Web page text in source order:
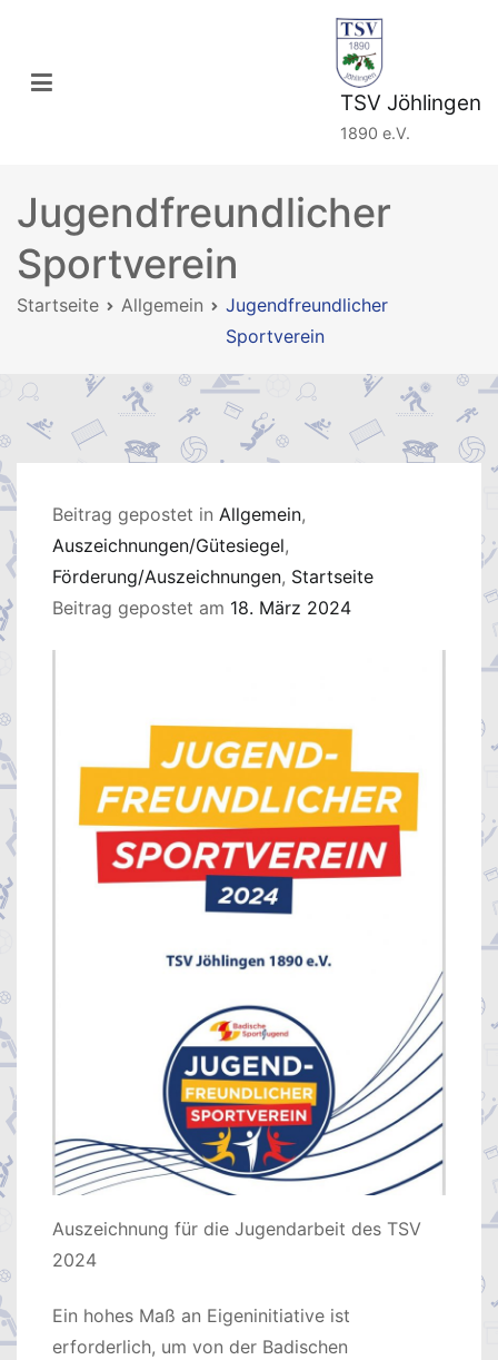
springen
TSV Jöhlingen
1890 e.V.
Jugendfreundlicher
Sportverein
Startseite Allgemein
Jugendfreundlicher
Sportverein
Beitrag gepostet in Allgemein,
Auszeichnungen/Gütesiegel,
Förderung/Auszeichnungen, Startseite
Beitrag gepostet am 18. März 2024
Auszeichnung für die Jugendarbeit des TSV
2024
Ein hohes Maß an Eigeninitiative ist
erforderlich, um von der Badischen